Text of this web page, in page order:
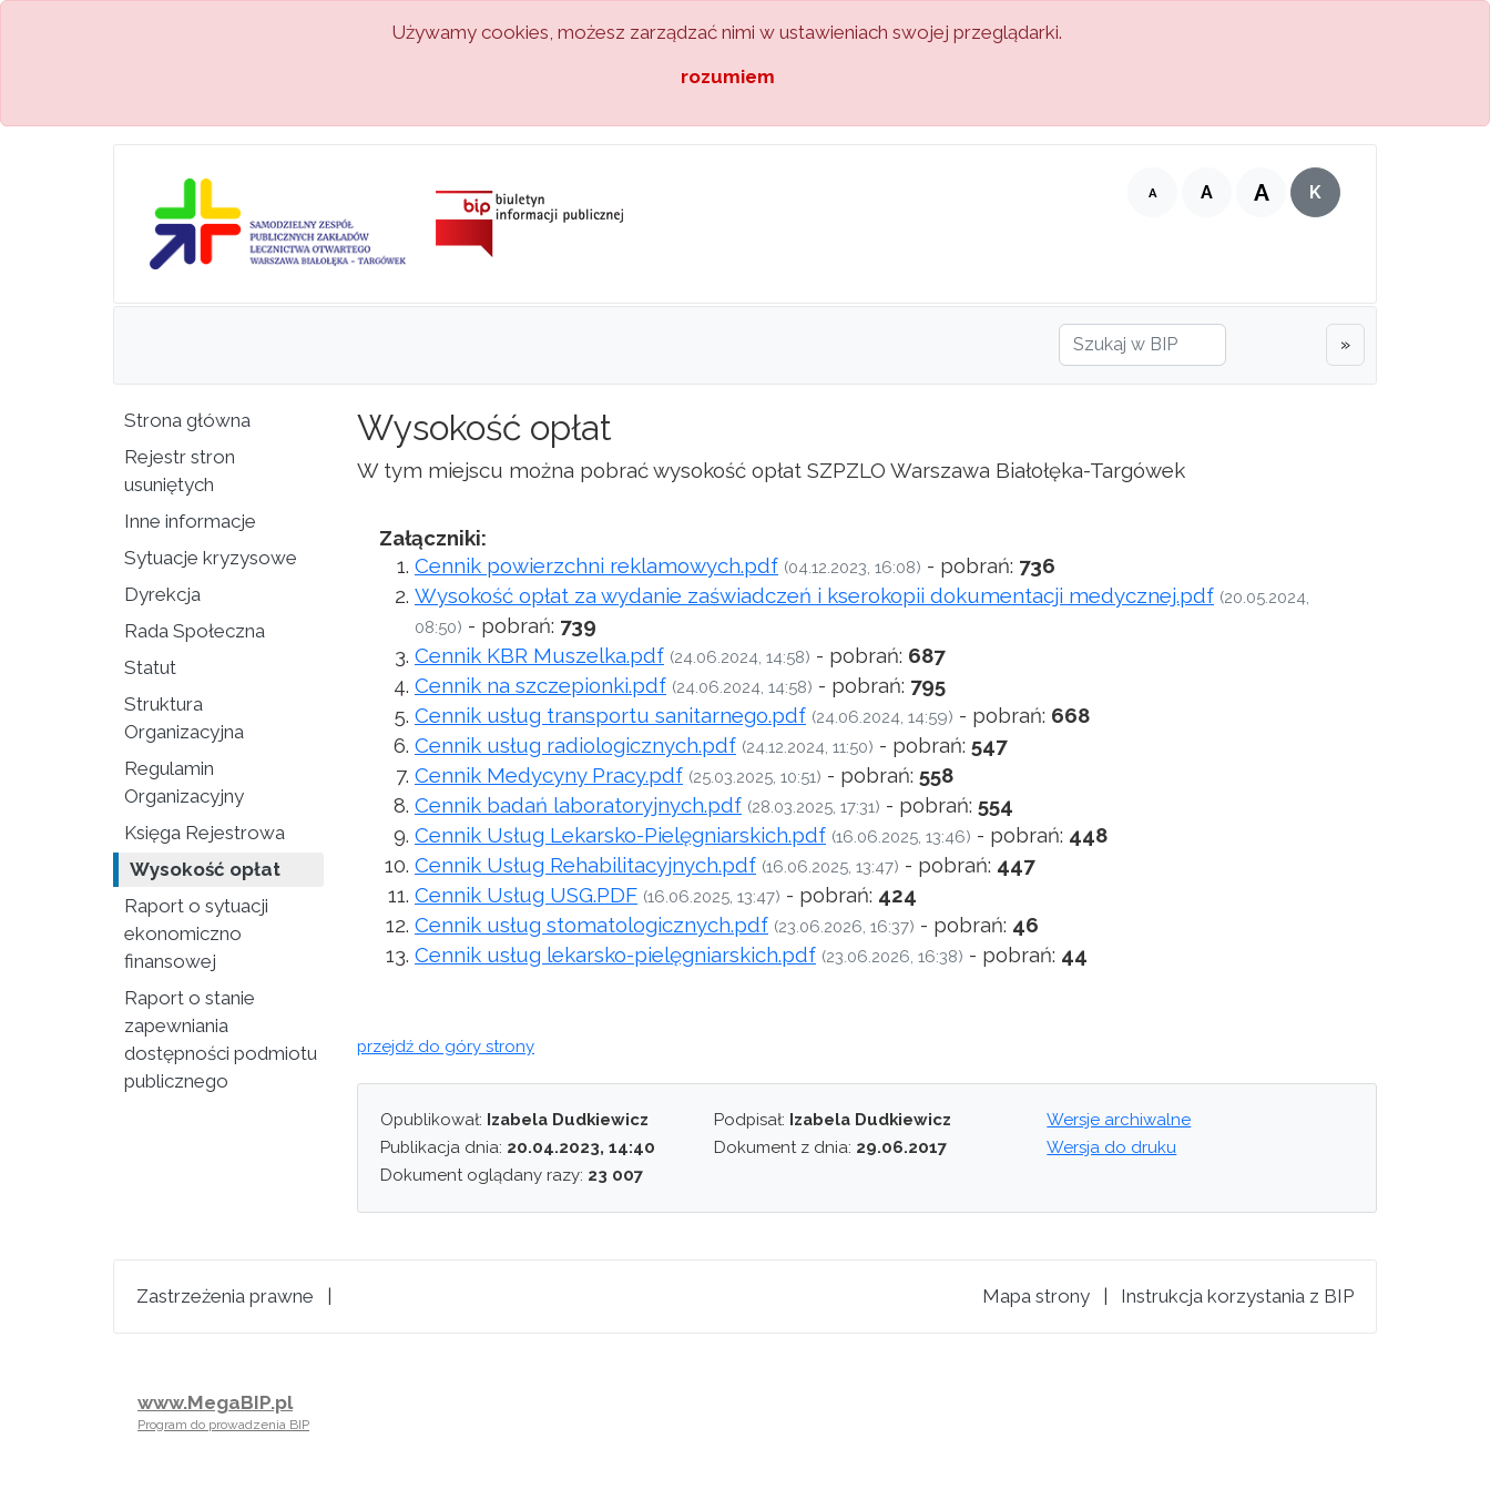
Używamy cookies, możesz zarządzać nimi w ustawieniach swojej przeglądarki.
rozumiem
A A A K
»
Strona główna
Rejestr stron
usuniętych
Inne informacje
Sytuacje kryzysowe
Dyrekcja
Rada Społeczna
Statut
Struktura
Organizacyjna
Regulamin
Organizacyjny
Księga Rejestrowa
Wysokość opłat
Raport o sytuacji
ekonomiczno
finansowej
Raport o stanie
zapewniania
dostępności podmiotu
publicznego
Wysokość opłat
W tym miejscu można pobrać wysokość opłat SZPZLO Warszawa Białołęka-Targówek
Załączniki:
Cennik powierzchni reklamowych.pdf (04.12.2023, 16:08) - pobrań: 736
Wysokość opłat za wydanie zaświadczeń i kserokopii dokumentacji medycznej.pdf (20.05.2024,
08:50) - pobrań: 739
Cennik KBR Muszelka.pdf (24.06.2024, 14:58) - pobrań: 687
Cennik na szczepionki.pdf (24.06.2024, 14:58) - pobrań: 795
Cennik usług transportu sanitarnego.pdf (24.06.2024, 14:59) - pobrań: 668
Cennik usług radiologicznych.pdf (24.12.2024, 11:50) - pobrań: 547
Cennik Medycyny Pracy.pdf (25.03.2025, 10:51) - pobrań: 558
Cennik badań laboratoryjnych.pdf (28.03.2025, 17:31) - pobrań: 554
Cennik Usług Lekarsko-Pielęgniarskich.pdf (16.06.2025, 13:46) - pobrań: 448
Cennik Usług Rehabilitacyjnych.pdf (16.06.2025, 13:47) - pobrań: 447
Cennik Usług USG.PDF (16.06.2025, 13:47) - pobrań: 424
Cennik usług stomatologicznych.pdf (23.06.2026, 16:37) - pobrań: 46
Cennik usług lekarsko-pielęgniarskich.pdf (23.06.2026, 16:38) - pobrań: 44
przejdź do góry strony
Opublikował: Izabela Dudkiewicz
Publikacja dnia: 20.04.2023, 14:40
Dokument oglądany razy: 23 007
Podpisał: Izabela Dudkiewicz
Dokument z dnia: 29.06.2017
Wersje archiwalne
Wersja do druku
Zastrzeżenia prawne | Mapa strony | Instrukcja korzystania z BIP
www.MegaBIP.pl
Program do prowadzenia BIP